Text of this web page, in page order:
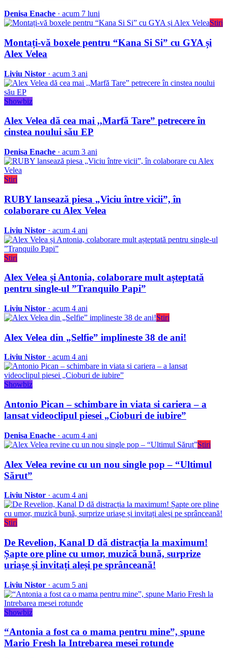
Denisa Enache · acum 7 luni
Stiri
Montați-vă boxele pentru “Kana Si Si” cu GYA și
Alex Velea
Liviu Nistor · acum 3 ani
Showbiz
Alex Velea dă cea mai ,,Marfă Tare” petrecere în
cinstea noului său EP
Denisa Enache · acum 3 ani
Stiri
RUBY lansează piesa „Viciu între vicii”, în
colaborare cu Alex Velea
Liviu Nistor · acum 4 ani
Stiri
Alex Velea și Antonia, colaborare mult așteptată
pentru single-ul ”Tranquilo Papi”
Liviu Nistor · acum 4 ani
Stiri
Alex Velea din „Selfie” implineste 38 de ani!
Liviu Nistor · acum 4 ani
Showbiz
Antonio Pican – schimbare in viata si cariera – a
lansat videoclipul piesei „Cioburi de iubire”
Denisa Enache · acum 4 ani
Stiri
Alex Velea revine cu un nou single pop – “Ultimul
Sărut”
Liviu Nistor · acum 4 ani
Stiri
De Revelion, Kanal D dă distracția la maximum!
Șapte ore pline cu umor, muzică bună, surprize
uriașe și invitați aleși pe sprânceană!
Liviu Nistor · acum 5 ani
Showbiz
“Antonia a fost ca o mama pentru mine”, spune
Mario Fresh la Intrebarea mesei rotunde